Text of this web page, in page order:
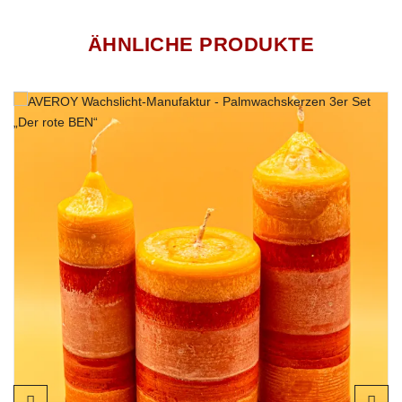
vegan und frei von sämtlichen Tierversuchen.
als ideales Geschenk für Ihre Lieben und zaubert nicht nur in der
Osterzeit eine stimmungsvolle Atmosphäre.
Jedes unserer Wachslichter sind ein einzigartiges Unikat!
Diese Kerzen ist zu 100% aus nachwachsenden Rohstoffen
gegossen.
Unsere Kerzen wird in Handarbeit in Dithmarschen
gefertigt.
Da es sich bei unseren Kerzen um Naturprodukte handelt,
können Formen, Farben und Größen leicht variieren.
ÄHNLICHE PRODUKTE